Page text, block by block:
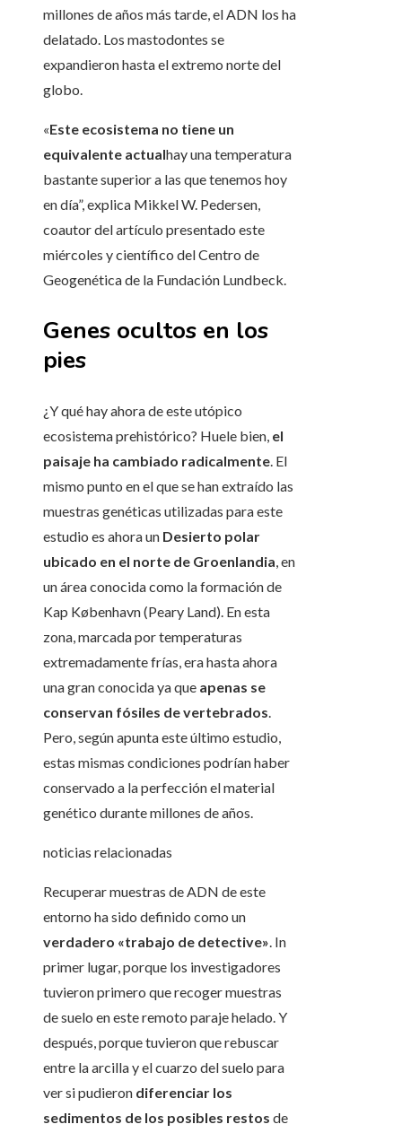
millones de años más tarde, el ADN los ha
delatado. Los mastodontes se
expandieron hasta el extremo norte del
globo.
«Este ecosistema no tiene un
equivalente actualhay una temperatura
bastante superior a las que tenemos hoy
en día”, explica Mikkel W. Pedersen,
coautor del artículo presentado este
miércoles y científico del Centro de
Geogenética de la Fundación Lundbeck.
Genes ocultos en los
pies
¿Y qué hay ahora de este utópico
ecosistema prehistórico? Huele bien, el
paisaje ha cambiado radicalmente. El
mismo punto en el que se han extraído las
muestras genéticas utilizadas para este
estudio es ahora un Desierto polar
ubicado en el norte de Groenlandia, en
un área conocida como la formación de
Kap København (Peary Land). En esta
zona, marcada por temperaturas
extremadamente frías, era hasta ahora
una gran conocida ya que apenas se
conservan fósiles de vertebrados.
Pero, según apunta este último estudio,
estas mismas condiciones podrían haber
conservado a la perfección el material
genético durante millones de años.
noticias relacionadas
Recuperar muestras de ADN de este
entorno ha sido definido como un
verdadero «trabajo de detective». In
primer lugar, porque los investigadores
tuvieron primero que recoger muestras
de suelo en este remoto paraje helado. Y
después, porque tuvieron que rebuscar
entre la arcilla y el cuarzo del suelo para
ver si pudieron diferenciar los
sedimentos de los posibles restos de